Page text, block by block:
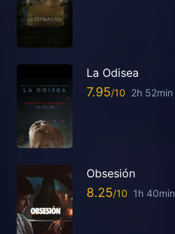
La Odisea
7.95 2h 52min
Obsesión
8.25 1h 40min